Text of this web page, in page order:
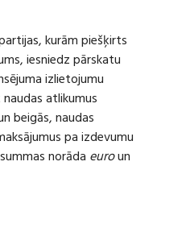
kurām piešķirts
iesniedz pārskatu
izlietojumu
atlikumus
beigās, naudas
pa izdevumu
norāda euroun